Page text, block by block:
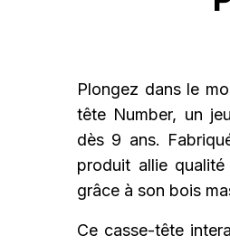
Plongez dans le
tête Number, un
dès 9 ans.
produit allie qualité
grâce à son bois
Ce casse-tête